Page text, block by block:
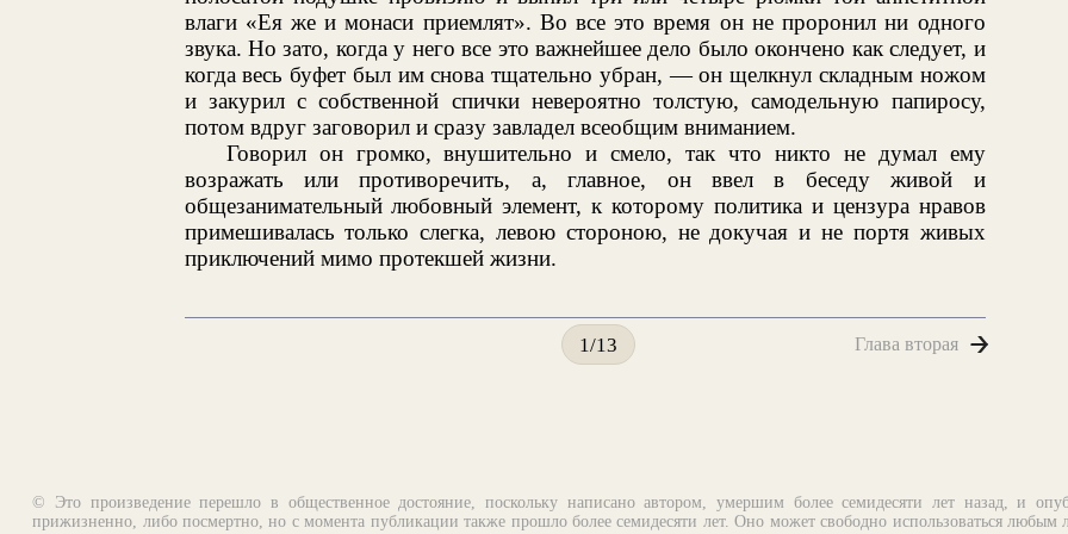
влаги «Ея же и монаси приемлят». Во все это время он не проронил ни одного
звука. Но зато, когда у него все это важнейшее дело было окончено как следует, и
когда весь буфет был им снова тщательно убран, — он щелкнул складным ножом
и закурил с собственной спички невероятно толстую, самодельную папиросу,
потом вдруг заговорил и сразу завладел всеобщим вниманием.
Говорил он громко, внушительно и смело, так что никто не думал ему
возражать или противоречить, а, главное, он ввел в беседу живой и
общезанимательный любовный элемент, к которому политика и цензура нравов
примешивалась только слегка, левою стороною, не докучая и не портя живых
приключений мимо протекшей жизни.
1/13 Глава вторая
© Это произведение перешло в общественное достояние, поскольку написано автором, умершим более семидесяти лет назад, и
прижизненно, либо посмертно, но с момента публикации также прошло более семидесяти лет. Оно может свободно использоваться любым